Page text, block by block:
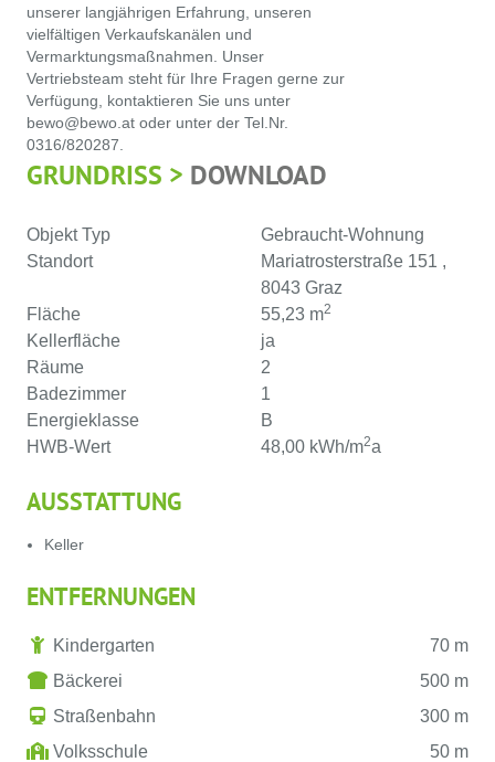
unserer langjährigen Erfahrung, unseren
vielfältigen Verkaufskanälen und
Vermarktungsmaßnahmen. Unser
Vertriebsteam steht für Ihre Fragen gerne zur
Verfügung, kontaktieren Sie uns unter
bewo@bewo.at oder unter der Tel.Nr.
0316/820287.
GRUNDRISS > DOWNLOAD
Objekt Typ
Gebraucht-Wohnung
Standort
Mariatrosterstraße 151 ,
8043 Graz
Fläche
55,23 m2
Kellerfläche
ja
Räume
2
Badezimmer
1
Energieklasse
B
HWB-Wert
48,00 kWh/m2a
AUSSTATTUNG
Keller
ENTFERNUNGEN
Kindergarten
70 m
Bäckerei
500 m
Straßenbahn
300 m
Volksschule
50 m